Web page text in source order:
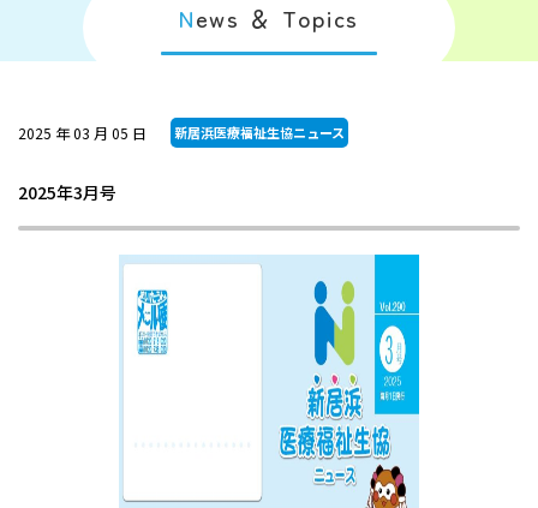
News ＆ Topics
2025 年 03 月 05 日 新居浜医療福祉生協ニュース
2025年3月号